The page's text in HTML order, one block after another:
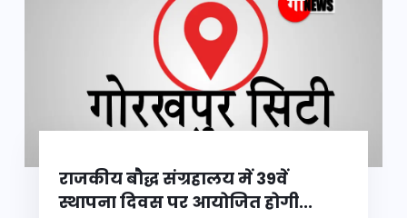
राजकीय बौद्ध संग्रहालय में 39वें
स्थापना दिवस पर आयोजित होगी...